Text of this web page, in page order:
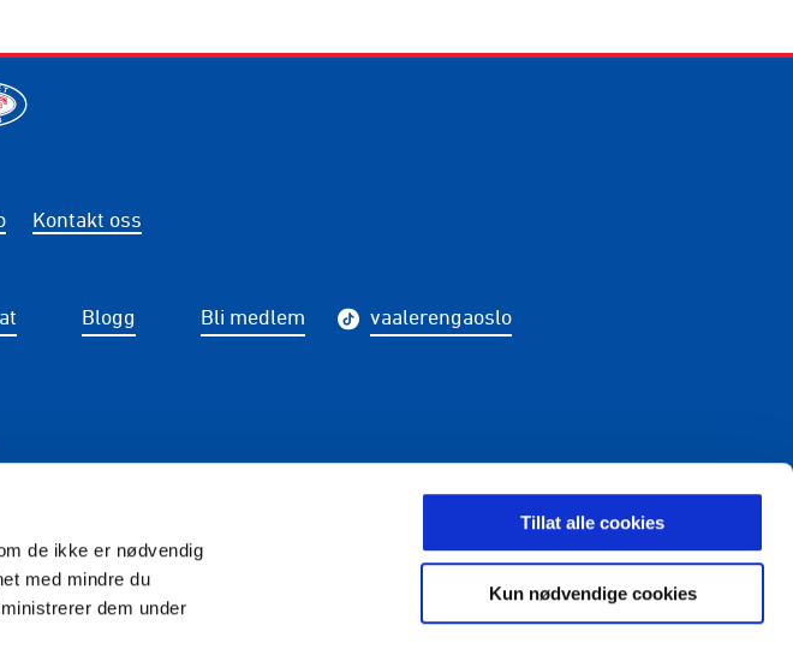
de ikke er nødvendig
med mindre du
dem under
Tillat alle cookies
Kun nødvendige cookies
Kontakt oss
Blogg Bli medlem vaalerengaoslo